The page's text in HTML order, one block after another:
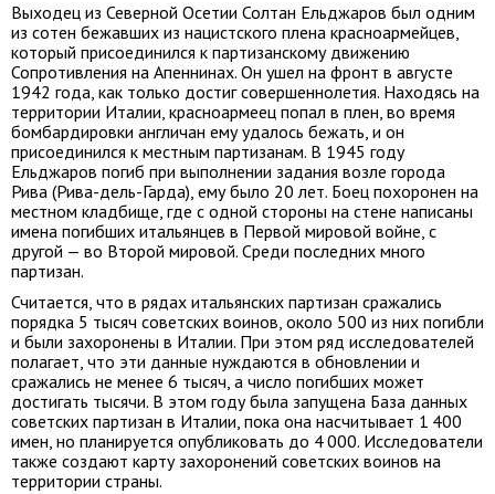
Выходец из Северной Осетии Солтан Ельджаров был одним
из сотен бежавших из нацистского плена красноармейцев,
который присоединился к партизанскому движению
Сопротивления на Апеннинах. Он ушел на фронт в августе
1942 года, как только достиг совершеннолетия. Находясь на
территории Италии, красноармеец попал в плен, во время
бомбардировки англичан ему удалось бежать, и он
присоединился к местным партизанам. В 1945 году
Ельджаров погиб при выполнении задания возле города
Рива (Рива-дель-Гарда), ему было 20 лет. Боец похоронен на
местном кладбище, где с одной стороны на стене написаны
имена погибших итальянцев в Первой мировой войне, с
другой — во Второй мировой. Среди последних много
партизан.
Считается, что в рядах итальянских партизан сражались
порядка 5 тысяч советских воинов, около 500 из них погибли
и были захоронены в Италии. При этом ряд исследователей
полагает, что эти данные нуждаются в обновлении и
сражались не менее 6 тысяч, а число погибших может
достигать тысячи. В этом году была запущена База данных
советских партизан в Италии, пока она насчитывает 1 400
имен, но планируется опубликовать до 4 000. Исследователи
также создают карту захоронений советских воинов на
территории страны.